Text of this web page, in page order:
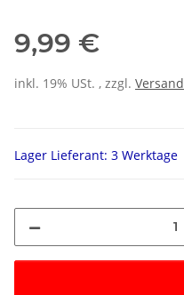
9,99 €
inkl. 19% USt. , zzgl. Versand
Lager Lieferant: 3 Werktage